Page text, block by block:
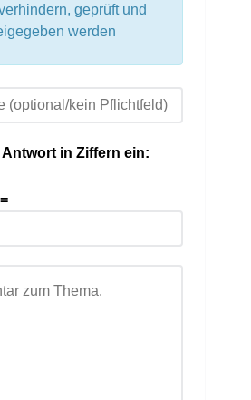
geprüft und
werden
Antwort in Ziffern ein: